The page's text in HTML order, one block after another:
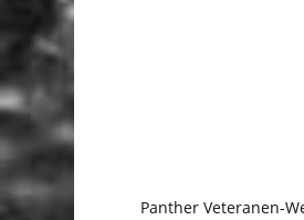
Panther Veteranen-